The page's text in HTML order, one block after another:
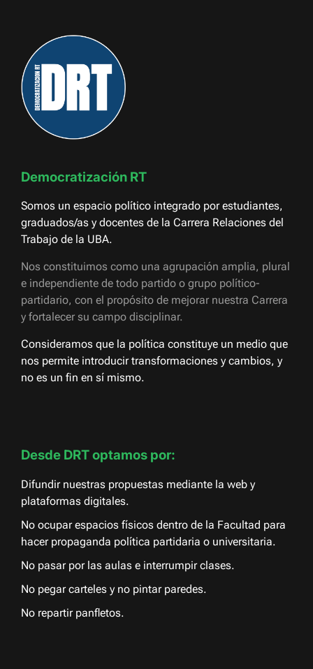
Democratización RT
Somos un espacio político integrado por estudiantes,
graduados/as y docentes de la Carrera Relaciones del
Trabajo de la UBA.
Nos constituimos como una agrupación amplia, plural
e independiente de todo partido o grupo político-
partidario, con el propósito de mejorar nuestra Carrera
y fortalecer su campo disciplinar.
Consideramos que la política constituye un medio que
nos permite introducir transformaciones y cambios, y
no es un fin en sí mismo.
Desde DRT optamos por:
Difundir nuestras propuestas mediante la web y
plataformas digitales.
No ocupar espacios físicos dentro de la Facultad para
hacer propaganda política partidaria o universitaria.
No pasar por las aulas e interrumpir clases.
No pegar carteles y no pintar paredes.
No repartir panfletos.